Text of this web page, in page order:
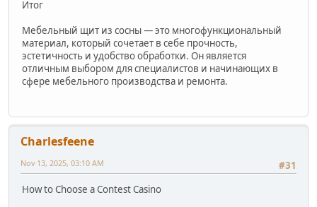
Итог
Мебельный щит из сосны — это многофункциональный
материал, который сочетает в себе прочность,
эстетичность и удобство обработки. Он является
отличным выбором для специалистов и начинающих в
сфере мебельного производства и ремонта.
Charlesfeene
#31
Nov 13, 2025, 03:10 AM
How to Choose a Contest Casino